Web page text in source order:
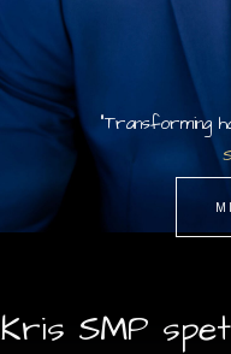
"Transforming
Kris SMP